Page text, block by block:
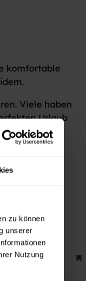
zu können
unserer
Nutzung
komfortable
Viele haben
Urlaub